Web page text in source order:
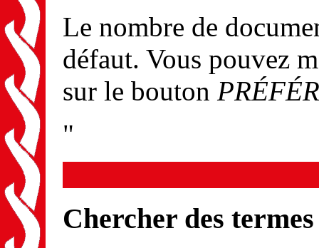
Le nombre de
défaut. Vous pouvez
sur le bouton
"
Chercher des termes